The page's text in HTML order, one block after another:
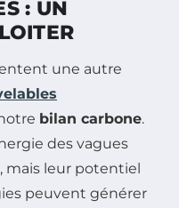
: UN
une autre
bilan carbone.
des vagues
mais leur potentiel
peuvent générer